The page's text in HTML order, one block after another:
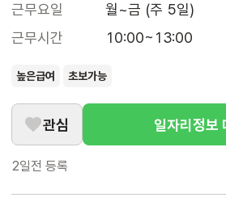
근무요일
월~금 (주 5일)
근무시간
10:00~13:00
높은급여 초보가능
관심 일자리정보
2일전 등록